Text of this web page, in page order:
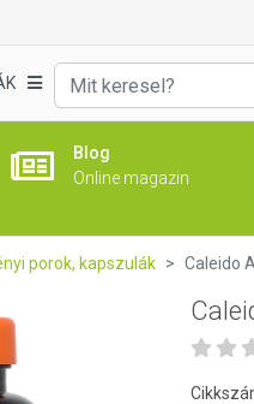
Blog
Online magazin
porok, kapszulák Caleido